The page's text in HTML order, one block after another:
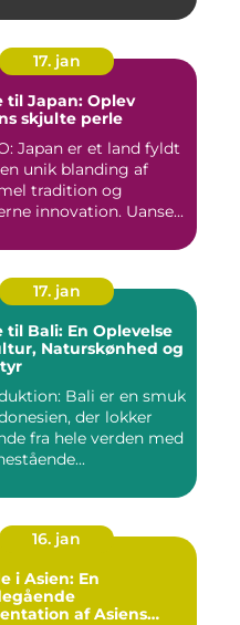
17. jan
til Japan: Oplev
skjulte perle
fyldt
unik blanding af
tradition og
innovation. Uanse...
17. jan
til Bali: En Oplevelse
Naturskønhed og
Bali er en smuk
der lokker
fra hele verden med
16. jan
i Asien: En
af Asiens